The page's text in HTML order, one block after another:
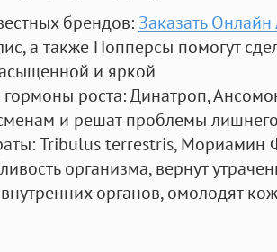
брендов: Заказать
а также Попперсы помогут
и яркой
гормоны роста: Динатроп,
и решат проблемы
Tribulus terrestris, Мориамин
организма, вернут
органов, омолодят